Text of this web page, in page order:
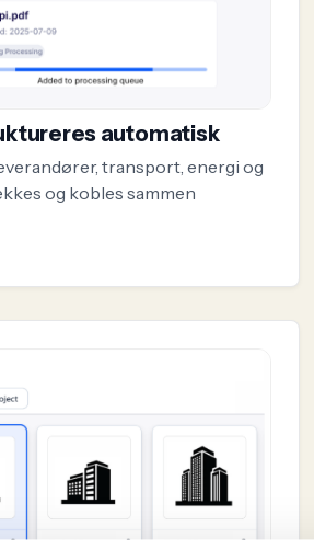
automatisk
transport, energi og
og kobles sammen